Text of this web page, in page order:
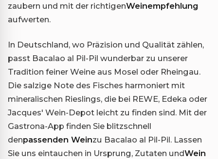
zaubern und mit der richtigenWeinempfehlung
aufwerten.
In Deutschland, wo Präzision und Qualität zählen,
passt Bacalao al Pil-Pil wunderbar zu unserer
Tradition feiner Weine aus Mosel oder Rheingau.
Die salzige Note des Fisches harmoniert mit
mineralischen Rieslings, die bei REWE, Edeka oder
Jacques' Wein-Depot leicht zu finden sind. Mit der
Gastrona-App finden Sie blitzschnell
denpassenden Weinzu Bacalao al Pil-Pil. Lassen
Sie uns eintauchen in Ursprung, Zutaten undWein